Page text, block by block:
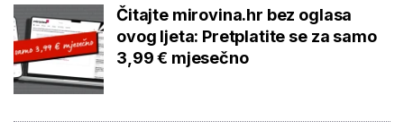
Čitajte mirovina.hr bez oglasa
ovog ljeta: Pretplatite se za samo
3,99 € mjesečno